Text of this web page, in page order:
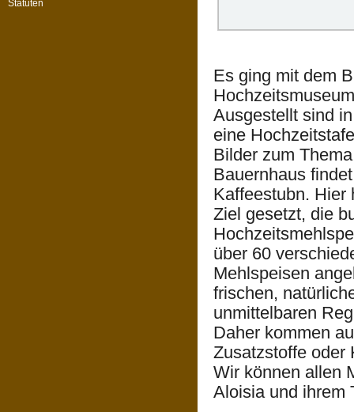
Statuten
Es ging mit dem
Ausgestellt sind
eine
Bilder zum
Bauernhaus
Kaffeestubn. Hier
Ziel gesetzt, die
über 60
Mehlspeisen
frischen,
unmittelbaren
Daher kommen
Zusatzstoffe oder
Wir können allen
Aloisia und ihrem